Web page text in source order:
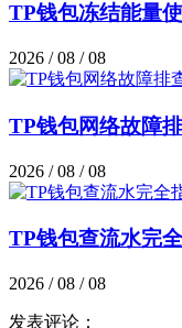
TP钱包冻结能量
2026 / 08 / 08
TP钱包网络故障
2026 / 08 / 08
TP钱包查流水完
2026 / 08 / 08
发表评论：